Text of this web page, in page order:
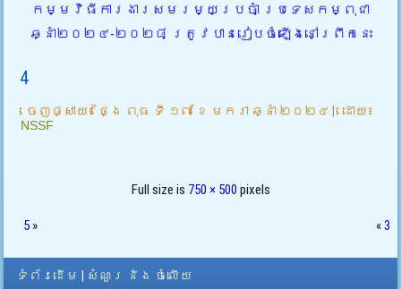
កម្មវិធីការងារសមរម្យប្រចាំ ប្រទេសកម្ពុជា
ឆ្នាំ២០២៤-២០២៨ ត្រូវបានរៀបចំឡើងនៅព្រឹកនេះ
4
ចេញផ្សាយ៖ ថ្ងៃ ពុធ ទី ១៧ ខែ មករា ឆ្នាំ ២០២៤ | ដោយ៖
NSSF
Full size is 750 × 500 pixels
5 » «3
ទំព័រដើម
សំណួរ និង ចំលើយ